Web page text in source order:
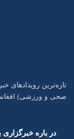
تازه‌ترین رویدادهای
صحی و ورزشی)
در باره